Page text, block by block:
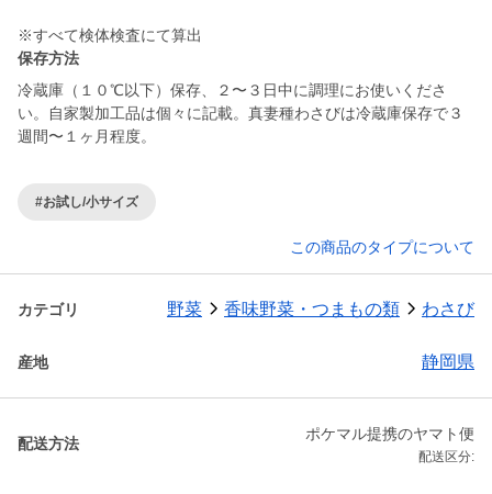
※すべて検体検査にて算出
保存方法
冷蔵庫（１０℃以下）保存、２〜３日中に調理にお使いくださ
い。自家製加工品は個々に記載。真妻種わさびは冷蔵庫保存で３
週間〜１ヶ月程度。
#お試し/小サイズ
この商品のタイプについて
カテゴリ 野菜 香味野菜・つまもの類 わさび
産地 静岡県
配送方法
ポケマル提携のヤマト便
配送区分: